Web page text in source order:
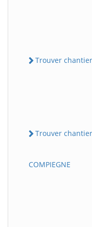
Trouver
Trouver
COMPIEGNE